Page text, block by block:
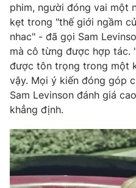
phim, người đóng vai một
kẹt trong "thế giới ngầm
nhac" - đã gọi Sam
mà cô từng được hợp tác.
được tôn trọng trong một
vậy. Mọi ý kiến đóng góp
Sam Levinson đánh giá
khẳng định.